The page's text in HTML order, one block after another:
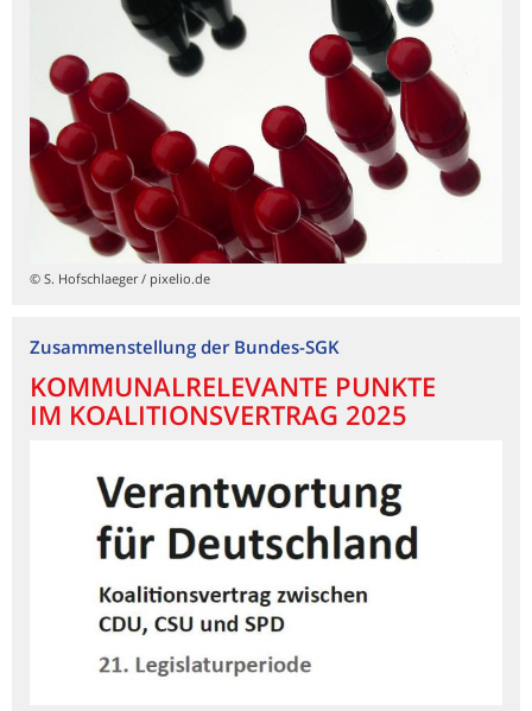
© S. Hofschlaeger / pixelio.de
Zusammenstellung der Bundes-SGK
KOMMUNALRELEVANTE PUNKTE
IM KOALITIONSVERTRAG 2025